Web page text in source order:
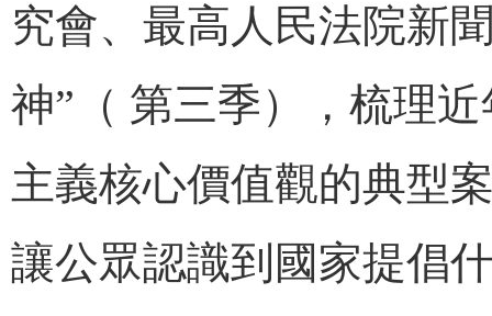
究會、最高人民法院新
神”（ 第三季），梳理
主義核心價值觀的典型
讓公眾認識到國家提倡